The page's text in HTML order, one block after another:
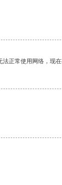
正常使用网络，现